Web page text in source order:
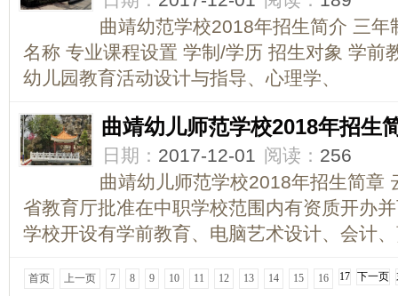
曲靖幼范学校2018年招生简介 三
名称 专业课程设置 学制/学历 招生对象 学前
幼儿园教育活动设计与指导、心理学、
曲靖幼儿师范学校2018年招生
日期： 2017-12-01 阅读： 256
曲靖幼儿师范学校2018年招生简章
省教育厅批准在中职学校范围内有资质开办
学校开设有学前教育、电脑艺术设计、会计
首页 上一页 7 8 9 10 11 12 13 14 15 16 17 下一页